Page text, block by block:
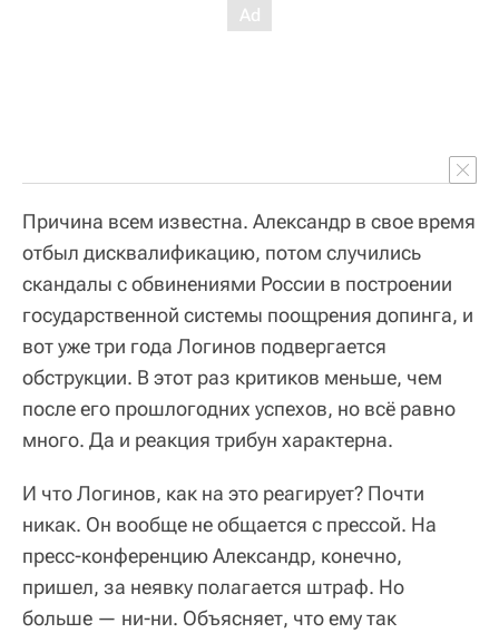
Причина всем известна. Александр в свое время
отбыл дисквалификацию, потом случились
скандалы с обвинениями России в построении
государственной системы поощрения допинга, и
вот уже три года Логинов подвергается
обструкции. В этот раз критиков меньше, чем
после его прошлогодних успехов, но всё равно
много. Да и реакция трибун характерна.
И что Логинов, как на это реагирует? Почти
никак. Он вообще не общается с прессой. На
пресс-конференцию Александр, конечно,
пришел, за неявку полагается штраф. Но
больше — ни-ни. Объясняет, что ему так